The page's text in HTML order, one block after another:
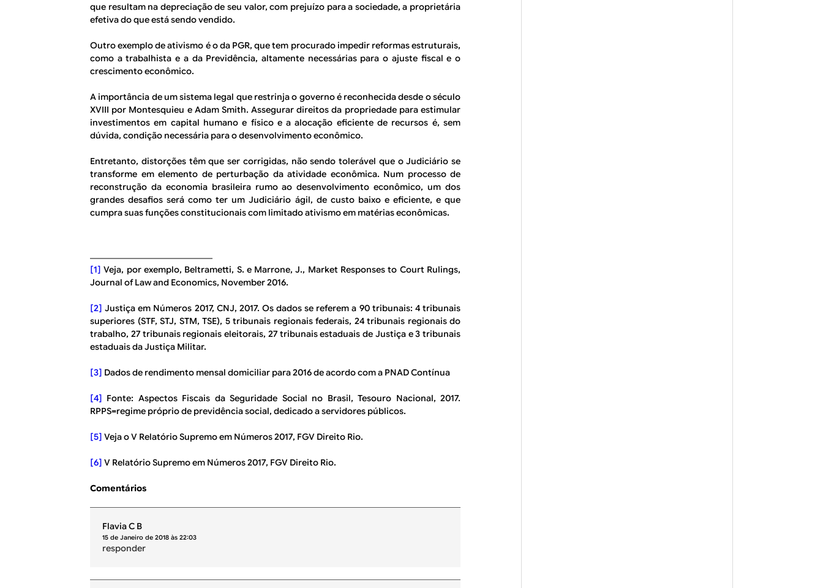
que resultam na depreciação de seu valor, com prejuízo para a sociedade, a proprietária
efetiva do que está sendo vendido.
Outro exemplo de ativismo é o da PGR, que tem procurado impedir reformas estruturais,
como a trabalhista e a da Previdência, altamente necessárias para o ajuste fiscal e o
crescimento econômico.
A importância de um sistema legal que restrinja o governo é reconhecida desde o século
XVIII por Montesquieu e Adam Smith. Assegurar direitos da propriedade para estimular
investimentos em capital humano e físico e a alocação eficiente de recursos é, sem
dúvida, condição necessária para o desenvolvimento econômico.
Entretanto, distorções têm que ser corrigidas, não sendo tolerável que o Judiciário se
transforme em elemento de perturbação da atividade econômica. Num processo de
reconstrução da economia brasileira rumo ao desenvolvimento econômico, um dos
grandes desafios será como ter um Judiciário ágil, de custo baixo e eficiente, e que
cumpra suas funções constitucionais com limitado ativismo em matérias econômicas.
[1] Veja, por exemplo, Beltrametti, S. e Marrone, J., Market Responses to Court Rulings,
Journal of Law and Economics, November 2016.
[2] Justiça em Números 2017, CNJ, 2017. Os dados se referem a 90 tribunais: 4 tribunais
superiores (STF, STJ, STM, TSE), 5 tribunais regionais federais, 24 tribunais regionais do
trabalho, 27 tribunais regionais eleitorais, 27 tribunais estaduais de Justiça e 3 tribunais
estaduais da Justiça Militar.
[3] Dados de rendimento mensal domiciliar para 2016 de acordo com a PNAD Contínua
[4] Fonte: Aspectos Fiscais da Seguridade Social no Brasil, Tesouro Nacional, 2017.
RPPS=regime próprio de previdência social, dedicado a servidores públicos.
[5] Veja oV Relatório Supremo em Números 2017, FGV Direito Rio.
[6] V Relatório Supremo em Números 2017, FGV Direito Rio.
Comentários
Flavia C B
15 de Janeiro de 2018 às 22:03
responder